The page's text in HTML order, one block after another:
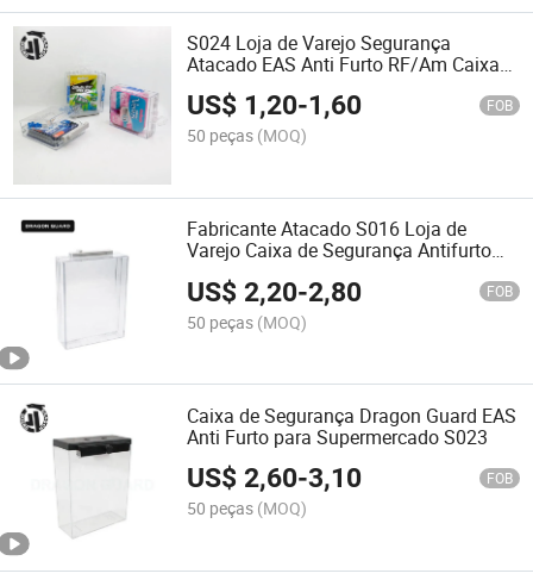
S024 Loja de Varejo Segurança
Atacado EAS Anti Furto RF/Am Caixa
de Segurança para Lâminas
US$ 1,20-1,60 FOB
50 peças (MOQ)
Fabricante Atacado S016 Loja de
Varejo Caixa de Segurança Antifurto
US$2,20-2,80 FOB
50 peças (MOQ)
Caixa de Segurança Dragon Guard EAS
Anti Furto para Supermercado S023
US$2,60-3,10 FOB
50 peças (MOQ)